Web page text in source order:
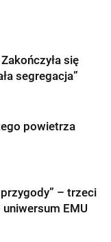
się
segregacja”
powietrza
przygody” – trzeci
EMU